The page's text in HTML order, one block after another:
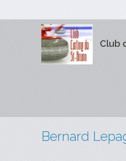
Club
Bernard